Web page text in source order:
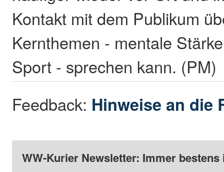
Kontakt mit dem Publikum
Kernthemen - mentale
Sport - sprechen kann. (PM)
Feedback: Hinweise an die
WW-Kurier Newsletter: Immer